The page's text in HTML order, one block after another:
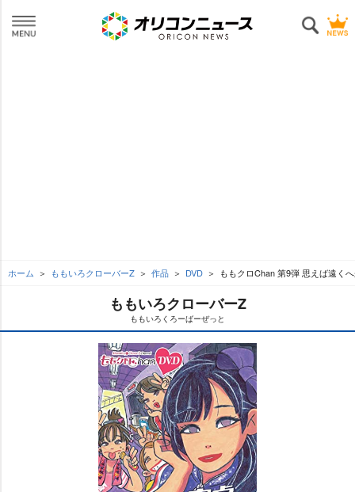
ホーム ももいろクローバーZ 作品 DVD ももクロChan 第9弾 思えば遠く
ももいろクローバーZ
ももいろくろーばーぜっと